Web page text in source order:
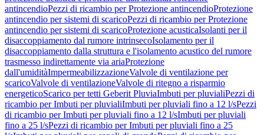
antincendioPezzi di ricambio per Protezione antincendioProtezione
antincendio per sistemi di scaricoPezzi di ricambio per Protezione
antincendio per sistemi di scaricoProtezione acusticaIsolanti per il
disaccoppiamento dal rumore intrinsecoIsolamento per il
disaccoppiamento dalla struttura e l'isolamento acustico del rumore
trasmesso indirettamente via ariaProtezione
dall'umiditàImpermeabilizzazioneValvole di ventilazione per
scaricoValvole di ventilazioneValvole di ritegno a risparmio
energeticoScarico per tetti Geberit PluviaImbuti per pluvialiPezzi di
ricambio per Imbuti per pluvialiImbuti per pluviali fino a 12 l/sPezzi
di ricambio per Imbuti per pluviali fino a 12 l/sImbuti per pluviali
fino a 25 l/sPezzi di ricambio per Imbuti per pluviali fino a 25